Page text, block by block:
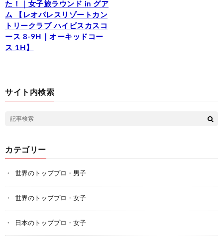
た！｜女子旅ラウンド in グア
ム 【レオパレスリゾートカン
トリークラブ ハイビスカスコ
ース 8-9H｜オーキッドコー
ス 1H】
サイト内検索
カテゴリー
世界のトッププロ・男子
世界のトッププロ・女子
日本のトッププロ・女子